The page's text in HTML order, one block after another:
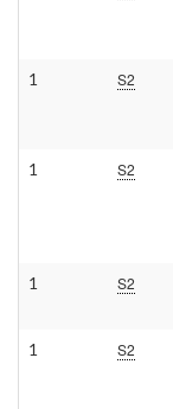
1 S2
1 S2
1 S2
1 S2